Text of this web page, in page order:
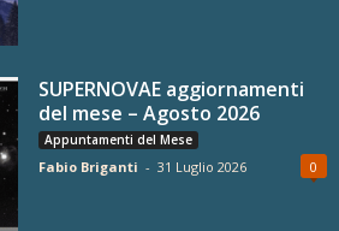
SUPERNOVAE aggiornamenti
del mese – Agosto 2026
Appuntamenti del Mese
Fabio Briganti - 31 Luglio 2026 0